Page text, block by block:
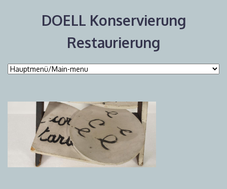
DOELL Konservierung
Restaurierung